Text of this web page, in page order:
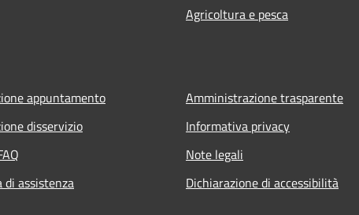
Agricoltura e pesca
appuntamento
disservizio
di assistenza
Amministrazione trasparente
Informativa privacy
Note legali
Dichiarazione di accessibilità